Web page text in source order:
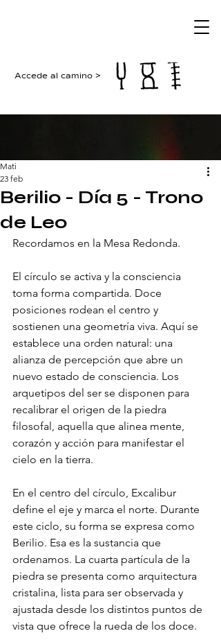
Accede al camino >
Berilio - Día 5 - Trono
de Leo
Mati
23 feb
Recordamos en la Mesa Redonda.
El círculo se activa y la consciencia
toma forma compartida. Doce
posiciones rodean el centro y
sostienen una geometría viva. Aquí se
establece una orden natural: una
alianza de percepción que abre un
nuevo estado de consciencia. Los
arquetipos del ser se disponen para
recalibrar el origen de la piedra
filosofal, aquella que alinea mente,
corazón y acción para manifestar el
cielo en la tierra.
En el centro del círculo, Excalibur
define el eje y marca el norte. Durante
este ciclo, su forma se expresa como
Berilio. Esa es la sustancia que
ordenamos. La cuarta partícula de la
piedra se presenta como arquitectura
cristalina, lista para ser observada y
ajustada desde los distintos puntos de
vista que ofrece la rueda de los doce.